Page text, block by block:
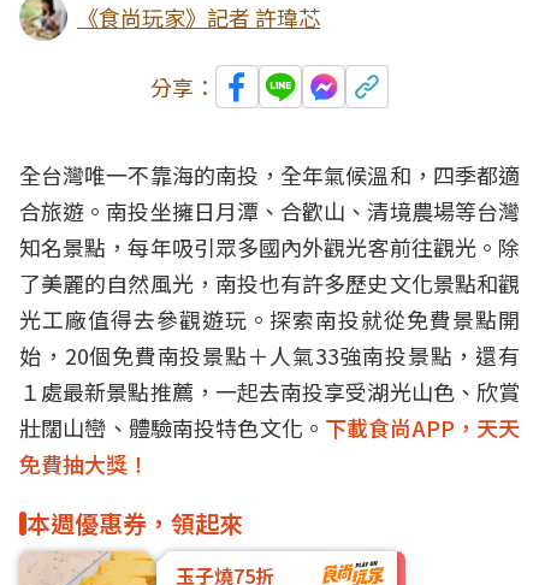
《食尚玩家》記者 許瑋芯
分享：
全台灣唯一不靠海的南投，全年氣候溫和，四季都適
合旅遊。南投坐擁日月潭、合歡山、清境農場等台灣
知名景點，每年吸引眾多國內外觀光客前往觀光。除
了美麗的自然風光，南投也有許多歷史文化景點和觀
光工廠值得去參觀遊玩。探索南投就從免費景點開
始，20個免費南投景點＋人氣33強南投景點，還有
１處最新景點推薦，一起去南投享受湖光山色、欣賞
壯闊山巒、體驗南投特色文化。 下載食尚APP，天天
免費抽大獎！
本週優惠券，領起來
玉子燒75折